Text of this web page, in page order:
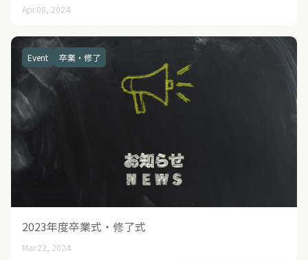
Apr.08, 2024
2023年度卒業式・修了式
Mar.22, 2024
Event 卒業・修了